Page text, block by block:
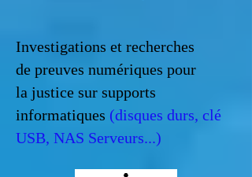
Investigations et recherches
de preuves numériques pour
la justice sur supports
informatiques (disques durs, clé
USB, NAS Serveurs...)